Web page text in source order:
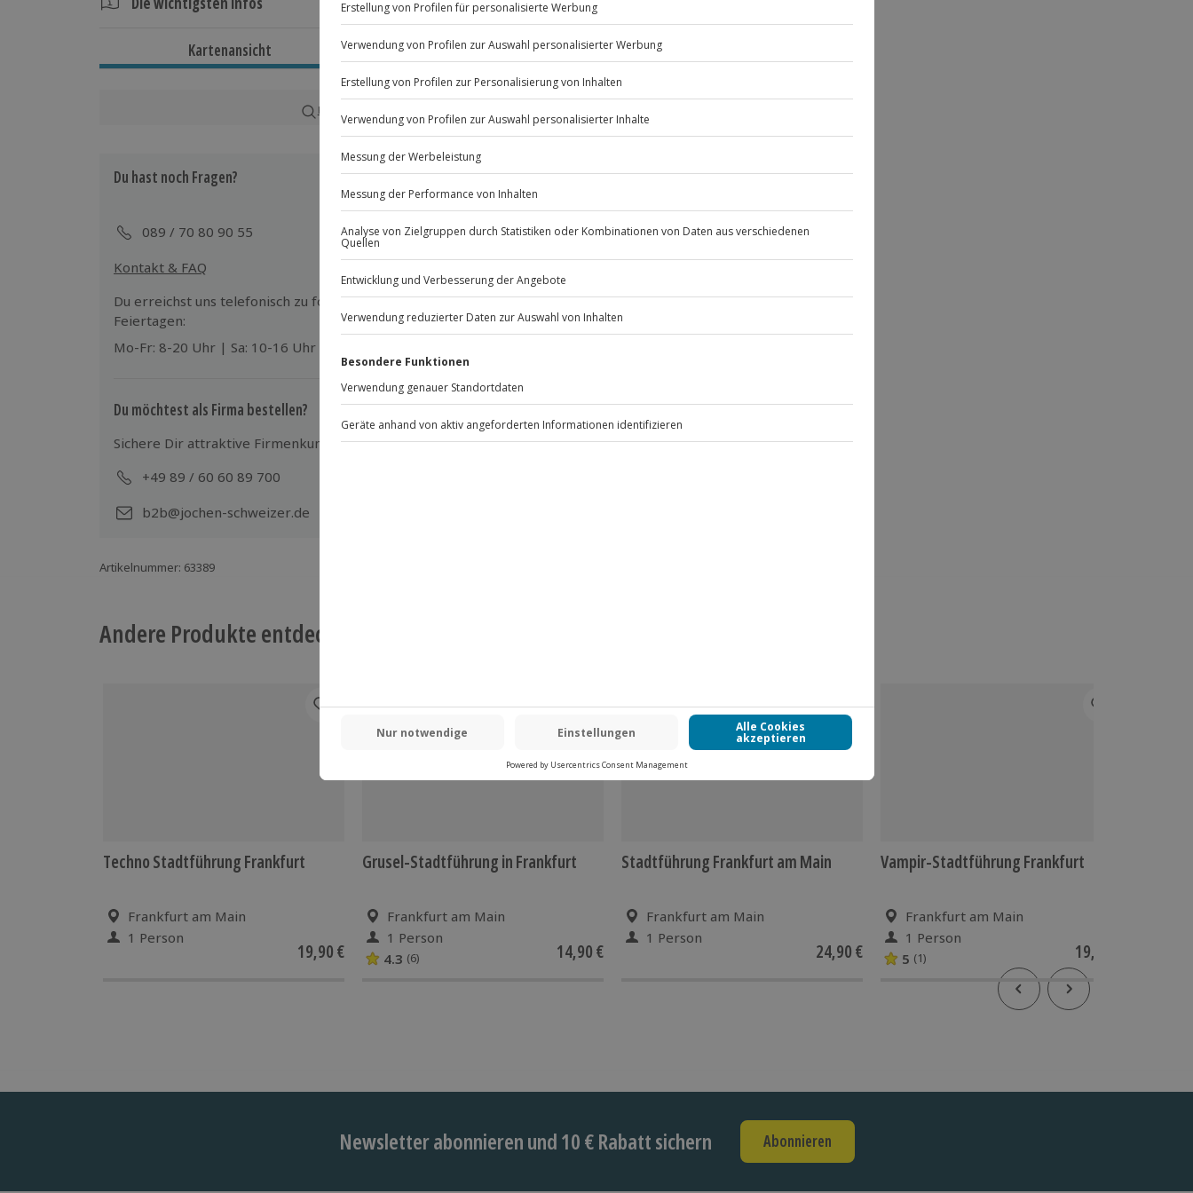
Ca. 2 Stunden
Von April bis Oktober zu bestimmten Terminen verfügbar
Teilnahmebedingungen
Mindestalter: 10 Jahre (unter 18 Jahren nur mit Einverständniserklärung
Keine Hinweise auf körperliche oder psychische Beeinträchtigungen
Mitzubringen: Gutes Schuhwerk
Gruppengröße: 10-25 Personen
Kartenansicht Listenansicht
© OpenStreetMaps
Karte in Großansicht
Du hast noch Fragen?
089 / 70 80 90 55
Kontakt & FAQ
Jochen SchweizerGmbH
81671 München
Du erreichst uns telefonisch zu folgenden Zeiten, außer an bundesweiten
Feiertagen:
Mo-Fr: 8-20 Uhr | Sa: 10-16 Uhr
Du möchtest als Firma bestellen?
Sichere Dir attraktive Firmenkunden Vorteile.
+49 89 / 60 60 89 700
b2b@jochen-schweizer.de
Artikelnummer: 63389
Andere Produkte entdecken
Techno Stadtführung Frankfurt
Frankfurt am Main
1 Person
19,90 €
Grusel-Stadtführung in Frankfurt
Frankfurt am Main
1 Person
4.3 (6) 14,90 €
Stadtführung Frankfurt am Main
Frankfurt am Main
1 Person
24,90 €
Vampir-Stadtführung Frankfurt
Frankfurt am Main
1 Person
5 (1) 19,90 €
Newsletter abonnieren und 10 € Rabatt sichern Abonnieren